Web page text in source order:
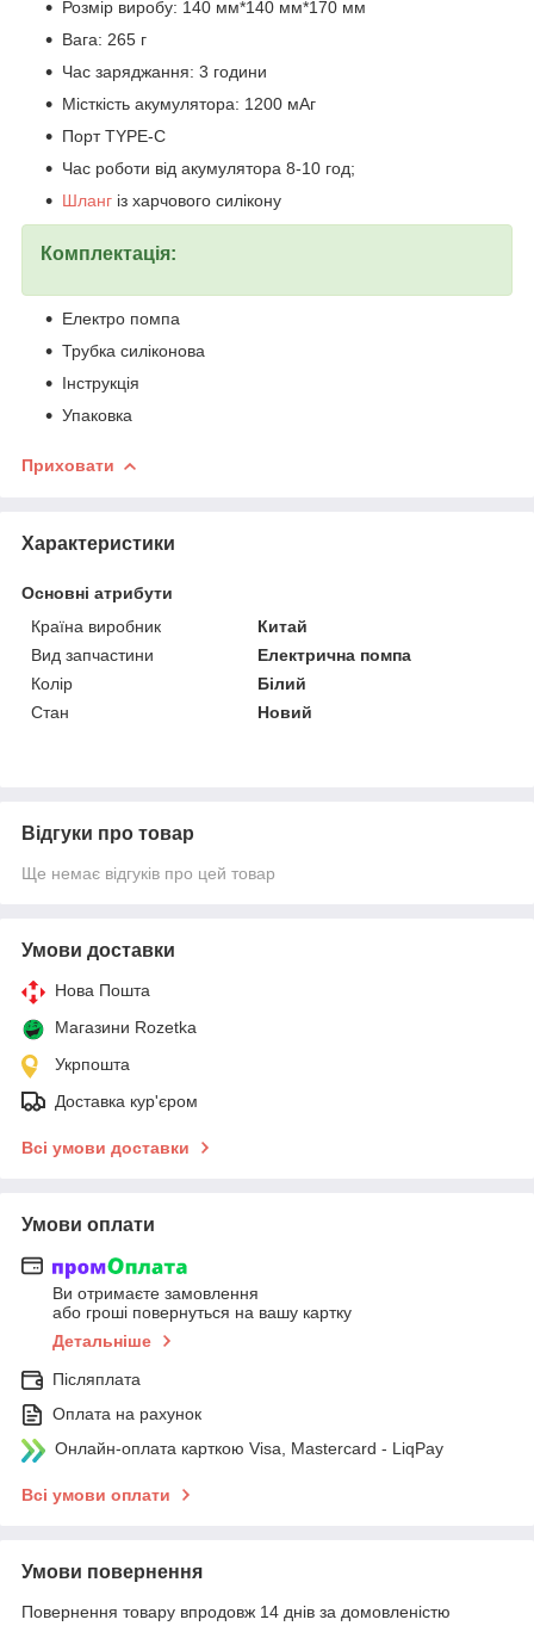
Розмір виробу: 140 мм*140 мм*170 мм
Вага: 265 г
Час заряджання: 3 години
Місткість акумулятора: 1200 мАг
Порт TYPE-C
Час роботи від акумулятора 8-10 год;
Шланг із харчового силікону
Комплектація:
Електро помпа
Трубка силіконова
Інструкція
Упаковка
Приховати
Характеристики
Основні атрибути
Країна виробник
Китай
Вид запчастини
Електрична помпа
Колір
Білий
Стан
Новий
Відгуки про товар
Ще немає відгуків про цей товар
Умови доставки
Нова Пошта
Магазини Rozetka
Укрпошта
Доставка кур'єром
Всі умови доставки
Умови оплати
Ви отримаєте замовлення
або гроші повернуться на вашу картку
Детальніше
Післяплата
Оплата на рахунок
Онлайн-оплата карткою Visa, Mastercard - LiqPay
Всі умови оплати
Умови повернення
Повернення товару впродовж 14 днів за домовленістю